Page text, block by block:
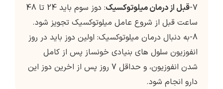
7- قبل از درمان میلوتوکسیک
: دوز سوم باید 24 تا 48
ساعت قبل از شروع عامل میلوتوکسیک تجویز شود.
8-به دنبال درمان میلوتوکسیک: اولین دوز باید در روز
انفوزیون سلول های بنیادی خونساز پس از کامل
شدن انفوزیون، و حداقل 7 روز پس از اخرین دوز این
دارو انجام شود.